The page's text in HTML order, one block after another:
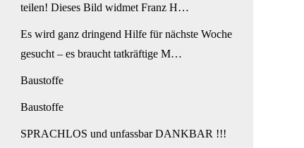
teilen! Dieses Bild widmet Franz H…
Es wird ganz dringend Hilfe für nächste Woche
gesucht – es braucht tatkräftige M…
Baustoffe
Baustoffe
SPRACHLOS und unfassbar DANKBAR !!!